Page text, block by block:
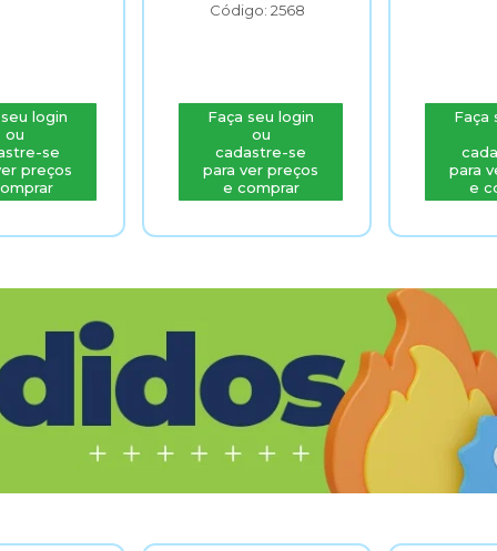
seu login
se
ver preços
e comprar
Faça seu login
cadastre-se
para ver preços
e comprar